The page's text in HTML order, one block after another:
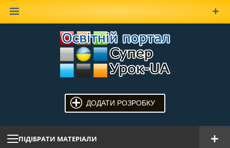
ДОДАТИ РОЗРОБКУ
ПІДІБРАТИ МАТЕРІАЛИ